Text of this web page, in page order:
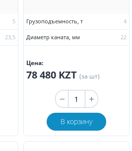
5
23,5
Грузоподъемность, т 4
Диаметр каната, мм 22
Цена:
78 480 KZT (за шт)
В корзину